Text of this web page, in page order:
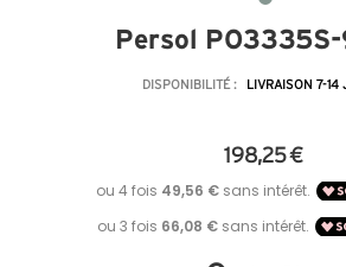
Persol
DISPONIBILITÉ : LIVRAISON 7-14
198,25 €